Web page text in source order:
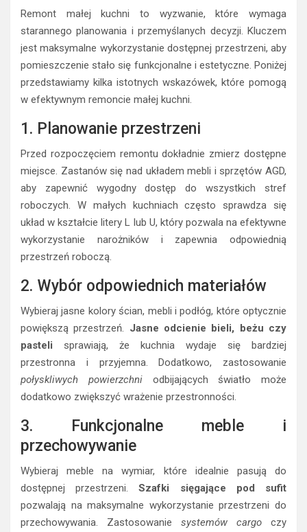
Remont małej kuchni to wyzwanie, które wymaga
starannego planowania i przemyślanych decyzji. Kluczem
jest maksymalne wykorzystanie dostępnej przestrzeni, aby
pomieszczenie stało się funkcjonalne i estetyczne. Poniżej
przedstawiamy kilka istotnych wskazówek, które pomogą
w efektywnym remoncie małej kuchni.
1. Planowanie przestrzeni
Przed rozpoczęciem remontu dokładnie zmierz dostępne
miejsce. Zastanów się nad układem mebli i sprzętów AGD,
aby zapewnić wygodny dostęp do wszystkich stref
roboczych. W małych kuchniach często sprawdza się
układ w kształcie litery L lub U, który pozwala na efektywne
wykorzystanie narożników i zapewnia odpowiednią
przestrzeń roboczą.
2. Wybór odpowiednich materiałów
Wybieraj jasne kolory ścian, mebli i podłóg, które optycznie
powiększą przestrzeń. Jasne odcienie bieli, beżu czy
pasteli sprawiają, że kuchnia wydaje się bardziej
przestronna i przyjemna. Dodatkowo, zastosowanie
połyskliwych powierzchniodbijających światło może
dodatkowo zwiększyć wrażenie przestronności.
3. Funkcjonalne meble i
przechowywanie
Wybieraj meble na wymiar, które idealnie pasują do
dostępnej przestrzeni.Szafki sięgające pod sufit
pozwalają na maksymalne wykorzystanie przestrzeni do
przechowywania. Zastosowanie systemów cargo czy